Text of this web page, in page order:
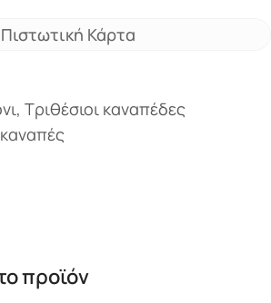
Κάρτα
, Τριθέσιοι καναπέδες
καναπές
προϊόν